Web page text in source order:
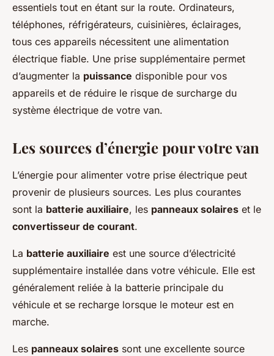
essentiels tout en étant sur la route. Ordinateurs,
téléphones, réfrigérateurs, cuisinières, éclairages,
tous ces appareils nécessitent une alimentation
électrique fiable. Une prise supplémentaire permet
d’augmenter la puissance disponible pour vos
appareils et de réduire le risque de surcharge du
système électrique de votre van.
Les sources d’énergie pour votre van
L’énergie pour alimenter votre prise électrique peut
provenir de plusieurs sources. Les plus courantes
sont la batterie auxiliaire, les panneaux solaires et le
convertisseur de courant.
La batterie auxiliaire est une source d’électricité
supplémentaire installée dans votre véhicule. Elle est
généralement reliée à la batterie principale du
véhicule et se recharge lorsque le moteur est en
marche.
Les panneaux solaires sont une excellente source